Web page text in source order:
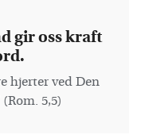
gir oss kraft
hjerter ved Den
5,5)